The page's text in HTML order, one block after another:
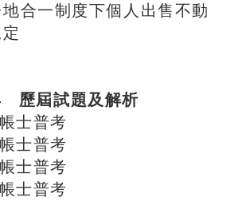
合一制度下個人出售不動
歷屆試題及解析
士普考
士普考
士普考
士普考